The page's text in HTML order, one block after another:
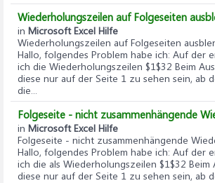
Wiederholungszeilen auf Folgeseiten
in Microsoft Excel Hilfe
Wiederholungszeilen auf Folgeseiten
Hallo, folgendes Problem habe ich: Auf der
ich die Wiederholungszeilen $1$32 Beim
diese nur auf der Seite 1 zu sehen sein, ab
die...
Folgeseite - nicht zusammenhängende
in Microsoft Excel Hilfe
Folgeseite - nicht zusammenhängende
Hallo, folgendes Problem habe ich: Auf der
ich die als Wiederholungszeilen $1$32 Beim
diese nur auf der Seite 1 zu sehen sein, ab